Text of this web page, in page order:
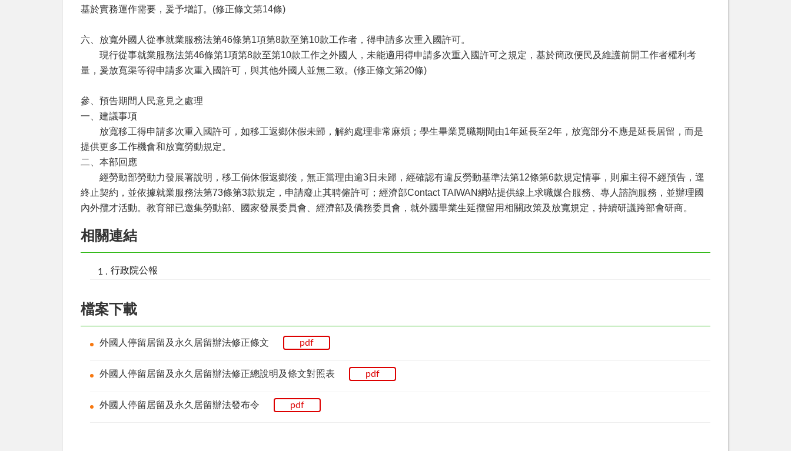
基於實務運作需要，爰予增訂。(修正條文第14條)
六、放寬外國人從事就業服務法第46條第1項第8款至第10款工作者，得申請多次重入國許可。
現行從事就業服務法第46條第1項第8款至第10款工作之外國人，未能適用得申請多次重入國許可之規定，基於簡政便民及維護前開工作者權利考
量，爰放寬渠等得申請多次重入國許可，與其他外國人並無二致。(修正條文第20條)
參、預告期間人民意見之處理
一、建議事項
放寬移工得申請多次重入國許可，如移工返鄉休假未歸，解約處理非常麻煩；學生畢業覓職期間由1年延長至2年，放寬部分不應是延長居留，而是
提供更多工作機會和放寬勞動規定。
二、本部回應
經勞動部勞動力發展署說明，移工倘休假返鄉後，無正當理由逾3日未歸，經確認有違反勞動基準法第12條第6款規定情事，則雇主得不經預告，逕
終止契約，並依據就業服務法第73條第3款規定，申請廢止其聘僱許可；經濟部Contact TAIWAN網站提供線上求職媒合服務、專人諮詢服務，並辦理國
內外攬才活動。教育部已邀集勞動部、國家發展委員會、經濟部及僑務委員會，就外國畢業生延攬留用相關政策及放寬規定，持續研議跨部會研商。
相關連結
行政院公報
檔案下載
外國人停留居留及永久居留辦法修正條文 pdf
外國人停留居留及永久居留辦法修正總說明及條文對照表 pdf
外國人停留居留及永久居留辦法發布令 pdf